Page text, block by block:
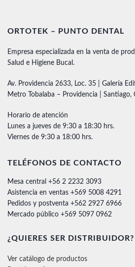
ORTOTEK – PUNTO DENTAL
Empresa especializada en la venta de
Salud e Higiene Bucal.
Av. Providencia 2633, Loc. 35 | Galería
Metro Tobalaba – Providencia | Santiago,
Horario de atención
Lunes a jueves de 9:30 a 18:30 hrs.
Viernes de 9:30 a 18:00 hrs.
TELÉFONOS DE CONTACTO
Mesa central +56 2 2232 3093
Asistencia en ventas +569 5008 4291
Pedidos y postventa +562 2927 6966
Mercado público +569 5097 0962
¿QUIERES SER DISTRIBUIDOR?
Ver catálogo de productos